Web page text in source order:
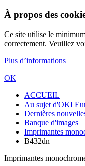
À propos des
Ce site utilise le
correctement. Veuillez
Plus d’informations
OK
ACCUEIL
Au sujet d'OKI
Dernières
Banque d'images
Imprimantes
B432dn
Imprimantes